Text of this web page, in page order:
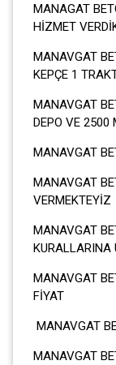
MANAGAT
HİZMET
MANAVGAT
KEPÇE 1
MANAVGAT
DEPO VE 2500
MANAVGAT
MANAVGAT
VERMEKTEYİZ
MANAVGAT
KURALLARINA
MANAVGAT
MANAVGAT
MANAVGAT